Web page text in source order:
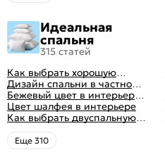
Идеальная
спальня
315 статей
Как выбрать хорошую
кровать для сна
Дизайн спальни в частном
доме: множество идей
оформления идеальных
интерьеров
Бежевый цвет в интерьере
спальни 2024, 40 красивых
интерьеров с фото
Цвет шалфея в интерьере
Как выбрать двуспальную
кровать и матрас
правильно: советы и фото в
интерьере
Eще 310